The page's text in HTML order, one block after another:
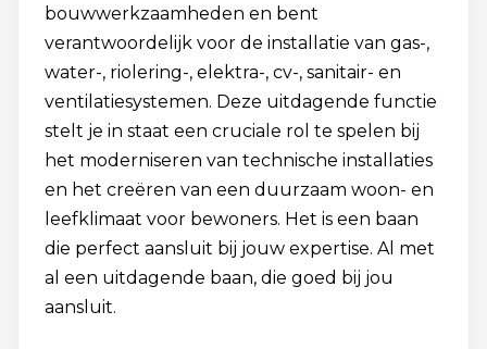
bouwwerkzaamheden en bent
verantwoordelijk voor de installatie van gas-,
water-, riolering-, elektra-, cv-, sanitair- en
ventilatiesystemen. Deze uitdagende functie
stelt je in staat een cruciale rol te spelen bij
het moderniseren van technische installaties
en het creëren van een duurzaam woon- en
leefklimaat voor bewoners. Het is een baan
die perfect aansluit bij jouw expertise. Al met
al een uitdagende baan, die goed bij jou
aansluit.